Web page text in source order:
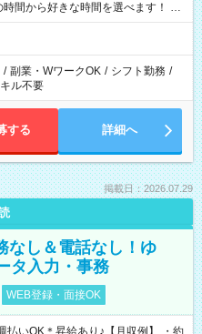
ります
/ 副業・WワークOK / シフト勤務 /
ル不要
する 詳細へ
掲載日：2026.07.29
なし＆電話なし！ゆ
タ入力・事務
WEB登録・面接OK
いOK＊昇給あり♪【月収例】 ・約